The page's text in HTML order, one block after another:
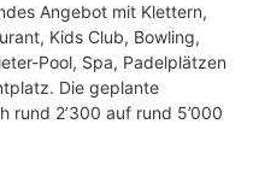
Angebot mit Klettern,
Kids Club, Bowling,
Pool, Spa, Padelplätzen
Die geplante
rund 2’300 auf rund 5’000